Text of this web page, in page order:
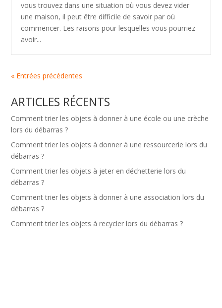
vous trouvez dans une situation où vous devez vider
une maison, il peut être difficile de savoir par où
commencer. Les raisons pour lesquelles vous pourriez
avoir...
« Entrées précédentes
ARTICLES RÉCENTS
Comment trier les objets à donner à une école ou une crèche
lors du débarras ?
Comment trier les objets à donner à une ressourcerie lors du
débarras ?
Comment trier les objets à jeter en déchetterie lors du
débarras ?
Comment trier les objets à donner à une association lors du
débarras ?
Comment trier les objets à recycler lors du débarras ?